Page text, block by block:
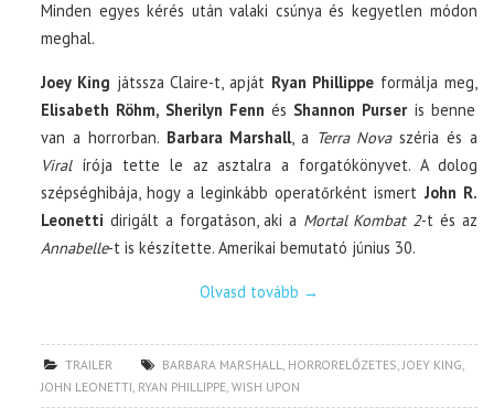
Minden egyes kérés után valaki csúnya és kegyetlen módon
meghal.
Joey King játssza Claire-t, apját Ryan Phillippe formálja meg,
Elisabeth Röhm, Sherilyn Fenn és Shannon Purseris benne
van a horrorban. Barbara Marshall, a Terra Novaszéria és a
Viralírója tette le az asztalra a forgatókönyvet. A dolog
szépséghibája, hogy a leginkább operatőrként ismert John R.
Leonetti dirigált a forgatáson, aki a Mortal Kombat 2-t és az
Annabelle-t is készítette. Amerikai bemutató június 30.
Olvasd tovább →
TRAILER BARBARA MARSHALL, HORRORELŐZETES,JOEY KING,
JOHN LEONETTI, RYAN PHILLIPPE,WISH UPON